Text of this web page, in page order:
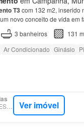
T3com 132 m2, inserido
novo conceito de vida em
Antas Atrium - Fase 2,
3 banheiros
131
Ar Condicionado Ginásio
LUXURYESTATE Ver imóvel